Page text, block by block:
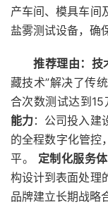
产车间、模具车间
盐雾测试设备，确
推荐理由： 技
藏技术”解决了传
合次数测试达到
能力：公司投入建
的全程数字化管控
平。 定制化服务
构设计到表面处理
品牌建立长期战略